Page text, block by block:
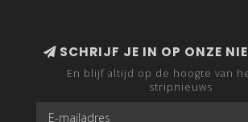
SCHRIJF JE IN OP ONZE
En blijf altijd op de hoogte van
stripnieuws